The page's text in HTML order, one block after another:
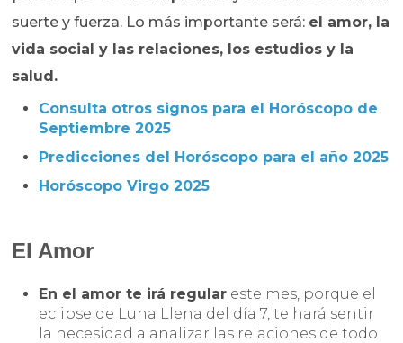
suerte y fuerza. Lo más importante será: el amor, la
vida social y las relaciones, los estudios y la
salud.
Consulta otros signos para el Horóscopo de
Septiembre 2025
Predicciones del Horóscopo para el año 2025
Horóscopo Virgo 2025
El Amor
En el amor te irá regular este mes, porque el
eclipse de Luna Llena del día 7, te hará sentir
la necesidad a analizar las relaciones de todo